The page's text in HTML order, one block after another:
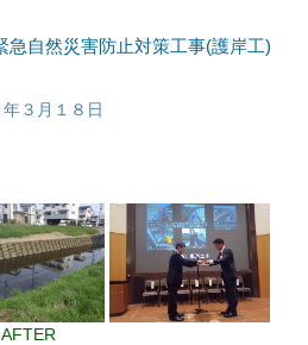
自然災害防止対策工事(護岸工)
３月１８日
AFTER